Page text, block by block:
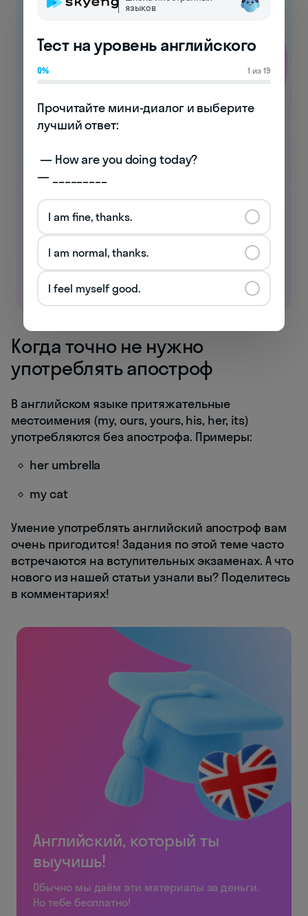
Занимайтесь английским
бесплатно!
Выполняйте интерактивные упражнения
и прокачивайте языковые навыки
Начать учиться
Когда точно не нужно
употреблять апостроф
В английском языке притяжательные
местоимения (my, ours, yours, his, her, its)
употребляются без апострофа. Примеры:
her umbrella
my cat
Умение употреблять английский апостроф вам
очень пригодится! Задания по этой теме часто
встречаются на вступительных экзаменах. А что
нового из нашей статьи узнали вы? Поделитесь
в комментариях!
Английский, который ты
выучишь!
Обычно мы даём эти материалы за деньги.
Но тебе бесплатно!
языков
Тест на уровень английского
0% 1 из 19
Прочитайте мини-диалог и выберите
лучший ответ:
— _________
I am fine, thanks.
I am normal, thanks.
I feel myself good.